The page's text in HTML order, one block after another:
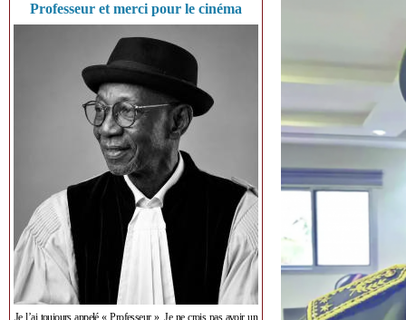
Professeur et merci pour le cinéma
Je l’ai toujours appelé « Professeur ». Je ne crois pas avoir un